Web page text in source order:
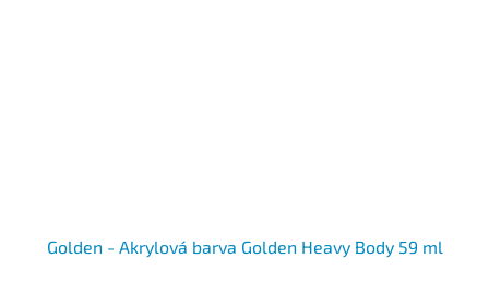
Golden - Akrylová barva Golden Heavy Body 59 ml